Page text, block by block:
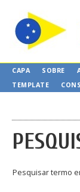
CAPA SOBRE
TEMPLATE
Pesquisar termo